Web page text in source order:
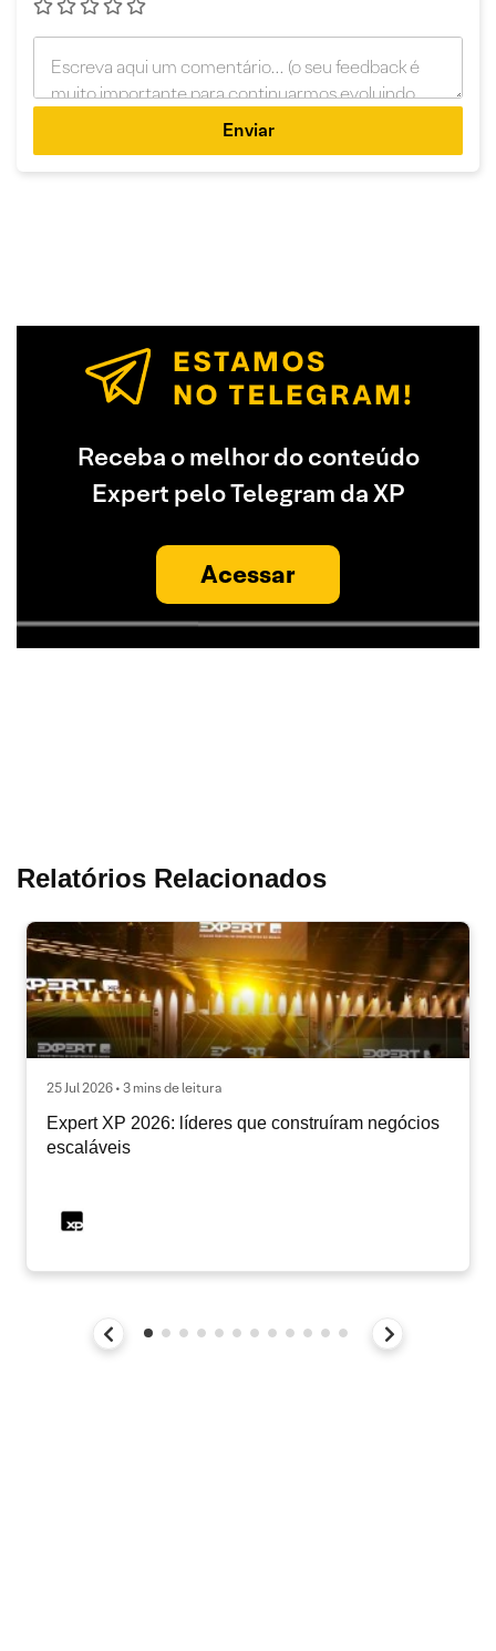
Enviar
Receba o melhor do conteúdo
Expert pelo Telegram da XP
Acessar
Relatórios Relacionados
25 Jul 2026 • 3 mins de leitura
Expert XP 2026: líderes que construíram negócios
escaláveis